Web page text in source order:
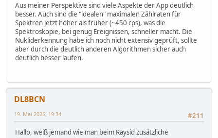
Aus meiner Perspektive sind viele Aspekte der App deutlich
besser. Auch sind die "idealen" maximalen Zählraten für
Spektren jetzt höher als früher (~450 cps), was die
Spektroskopie, bei genug Ereignissen, schneller macht. Die
Nukliderkennung habe ich noch nicht extensiv geprüft, sollte
aber durch die deutlich anderen Algorithmen sicher auch
deutlich besser laufen.
DL8BCN
#211
19. Mai 2025, 19:34
Hallo, weiß jemand wie man beim Raysid zusätzliche